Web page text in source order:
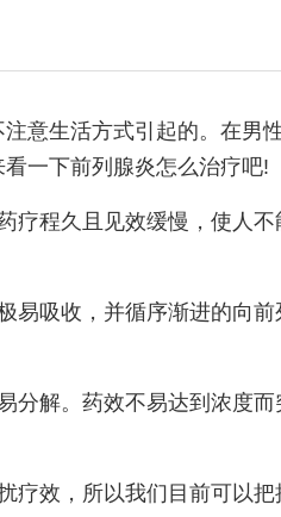
意生活方式引起的。在男
一下前列腺炎怎么治疗吧!
程久且见效缓慢，使人
吸收，并循序渐进的向
解。药效不易达到浓度
效，所以我们目前可以把